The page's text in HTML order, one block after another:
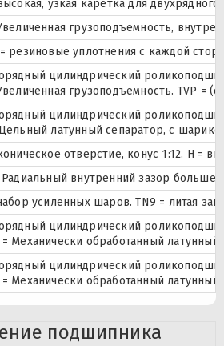
узкая каретка для
грузоподъемность,
резиновые уплотнения с каждой
цилиндрический
грузоподъемность. TVP =
цилиндрический
латунный сепаратор, с
отверстие, конус 1:12. H =
Радиальный внутренний зазор больше
усиленных шаров. TN9 = литая
цилиндрический
= Механически обработанный латунный
цилиндрический
= Механически обработанный латунный
подшипника